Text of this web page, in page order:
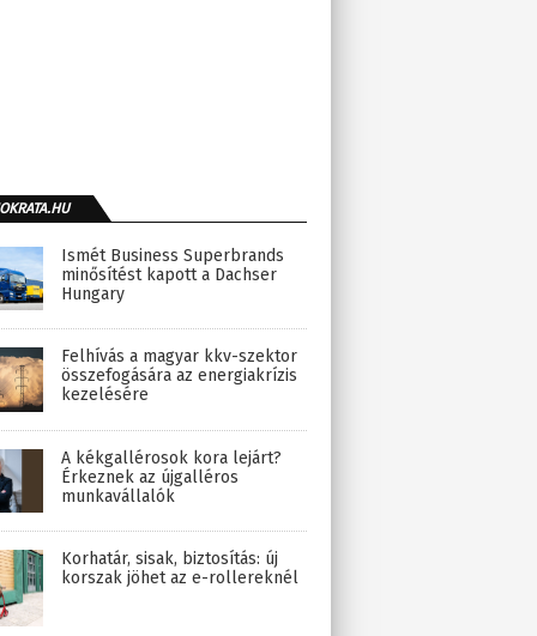
Ismét Business Superbrands
minősítést kapott a Dachser
Hungary
Felhívás a magyar kkv-szektor
összefogására az energiakrízis
kezelésére
A kékgallérosok kora lejárt?
Érkeznek az újgalléros
munkavállalók
Korhatár, sisak, biztosítás: új
korszak jöhet az e-rollereknél